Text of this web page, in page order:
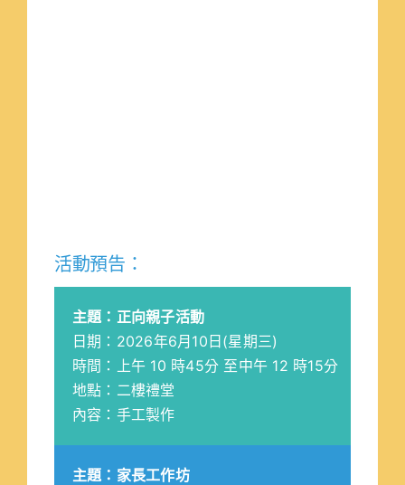
活動預告：
主題：正向親子活動
日期：2026年6月10日(星期三)
時間：上午 10 時45分 至中午 12 時15分
地點：二樓禮堂
內容：手工製作
主題：家長工作坊